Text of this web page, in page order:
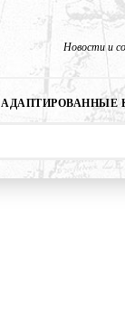
Новости и
АДАПТИРОВАННЫЕ